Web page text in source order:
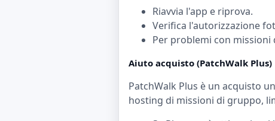
Riavvia l'app e riprova.
Verifica l'autorizzazione
Per problemi con
Aiuto acquisto (PatchWalk Plus)
PatchWalk Plus è un acquisto
hosting di missioni di gruppo,